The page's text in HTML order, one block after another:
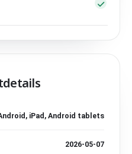
iPad, Android tablets
2026-05-07